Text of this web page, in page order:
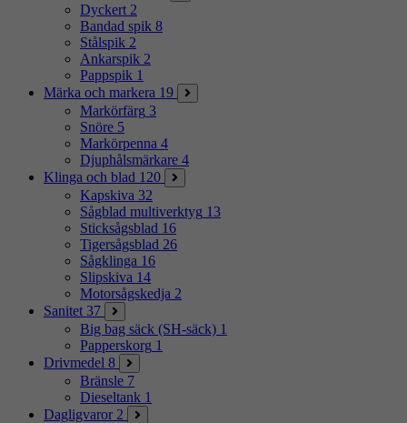
Dyckert 2
Bandad spik 8
Stålspik 2
Ankarspik 2
Pappspik 1
Märka och markera 19
Markörfärg 3
Snöre 5
Markörpenna 4
Djuphålsmärkare 4
Klinga och blad 120
Kapskiva 32
Sågblad multiverktyg 13
Sticksågsblad 16
Tigersågsblad 26
Sågklinga 16
Slipskiva 14
Motorsågskedja 2
Sanitet 37
Big bag säck (SH-säck) 1
Papperskorg 1
Drivmedel 8
Bränsle 7
Dieseltank 1
Dagligvaror 2